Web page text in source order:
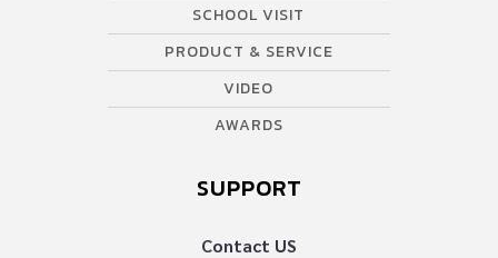
SCHOOL VISIT
PRODUCT & SERVICE
VIDEO
AWARDS
SUPPORT
Contact US